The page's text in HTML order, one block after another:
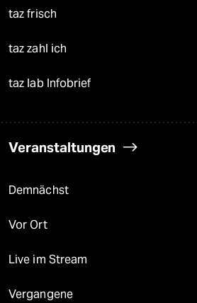
taz frisch
taz zahl ich
taz lab Infobrief
Veranstaltungen
Demnächst
Vor Ort
Live im Stream
Vergangene